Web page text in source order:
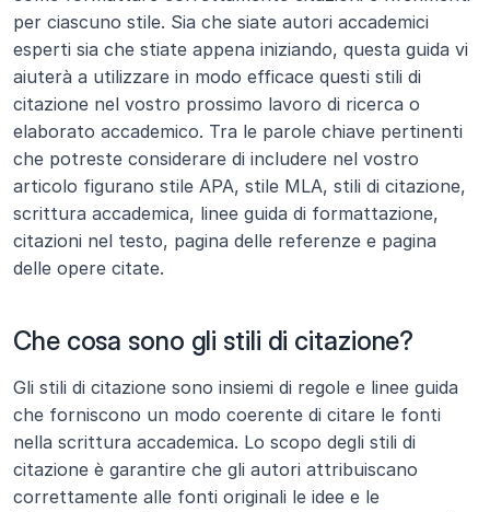
per ciascuno stile. Sia che siate autori accademici
esperti sia che stiate appena iniziando, questa guida vi
aiuterà a utilizzare in modo efficace questi stili di
citazione nel vostro prossimo lavoro di ricerca o
elaborato accademico. Tra le parole chiave pertinenti
che potreste considerare di includere nel vostro
articolo figurano stile APA, stile MLA, stili di citazione,
scrittura accademica, linee guida di formattazione,
citazioni nel testo, pagina delle referenze e pagina
delle opere citate.
Che cosa sono gli stili di citazione?
Gli stili di citazione sono insiemi di regole e linee guida
che forniscono un modo coerente di citare le fonti
nella scrittura accademica. Lo scopo degli stili di
citazione è garantire che gli autori attribuiscano
correttamente alle fonti originali le idee e le